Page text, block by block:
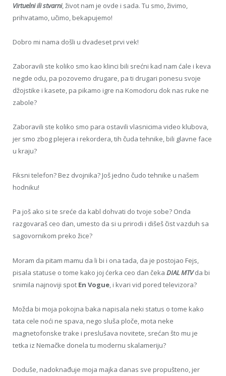
Virtuelni ili stvarni, život nam je ovde i sada. Tu smo, živimo,
prihvatamo, učimo, bekapujemo!
Dobro mi nama došli u dvadeset prvi vek!
Zaboravili ste koliko smo kao klinci bili srećni kad nam ćale i keva
negde odu, pa pozovemo drugare, pa ti drugari ponesu svoje
džojstike i kasete, pa pikamo igre na Komodoru dok nas ruke ne
zabole?
Zaboravili ste koliko smo para ostavili vlasnicima video klubova,
jer smo zbog plejera i rekordera, tih čuda tehnike, bili glavne face
u kraju?
Fiksni telefon? Bez dvojnika? Još jedno čudo tehnike u našem
hodniku!
Pa još ako si te sreće da kabl dohvati do tvoje sobe? Onda
razgovaraš ceo dan, umesto da si u prirodi i dišeš čist vazduh sa
sagovornikom preko žice?
Moram da pitam mamu da li bi i ona tada, da je postojao Fejs,
pisala statuse o tome kako joj ćerka ceo dan čeka DIAL MTVda bi
snimila najnoviji spot En Vogue, i kvari vid pored televizora?
Možda bi moja pokojna baka napisala neki status o tome kako
tata cele noći ne spava, nego sluša ploče, mota neke
magnetofonske trake i preslušava novitete, srećan što mu je
tetka iz Nemačke donela tu modernu skalameriju?
Doduše, nadoknađuje moja majka danas sve propušteno, jer